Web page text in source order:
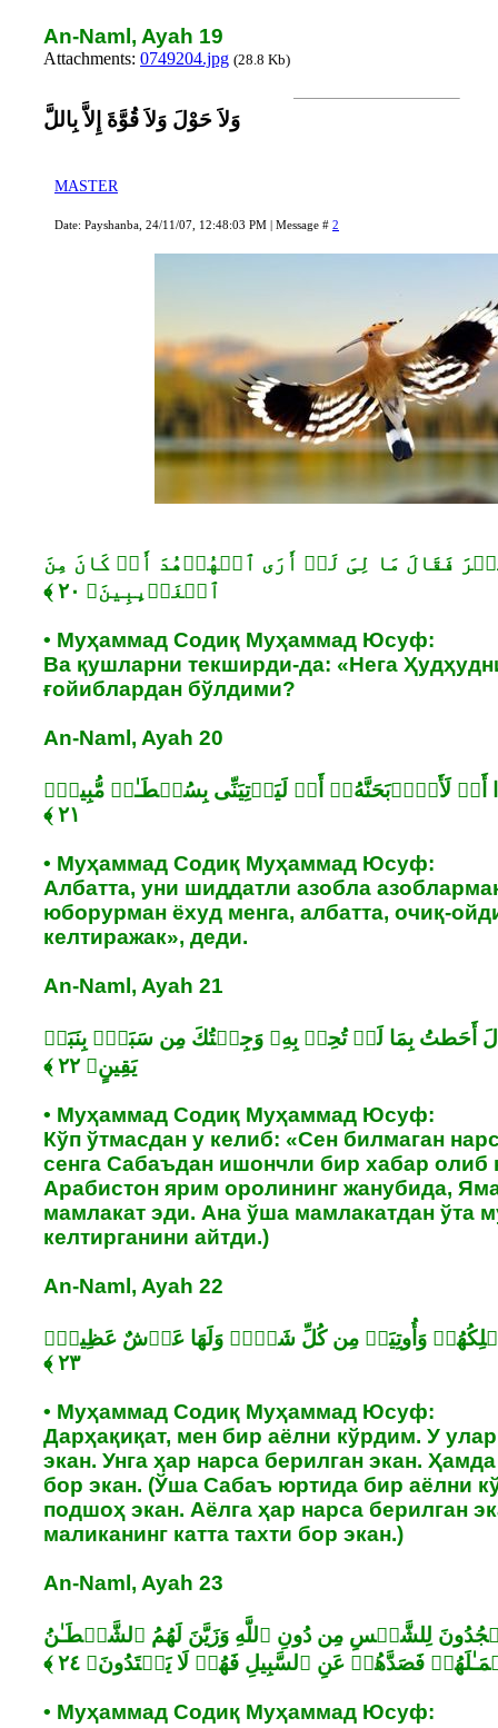
An-Naml, Ayah 19
Attachments: 0749204.jpg (28.8 Kb)
وَلاَ حَوْلَ وَلاَ قُوَّةَ إِلاَّ بِاللَّ
MASTER
Date: Payshanba, 24/11/07, 12:48:03 PM | Message # 2
فَقَالَ مَا لِیَ لَاۤ أَرَى ٱلۡهُدۡهُدَ أَمۡ كَانَ مِنَ
• Муҳаммад Содиқ Муҳаммад Юсуф:
Ва қушларни текширди-да: «Нега
ғойиблардан бўлдими?
An-Naml, Ayah 20
أَوۡ لَأَا۟ذۡبَحَنَّهُۥۤ أَوۡ لَیَأۡتِیَنِّی بِسُلۡطَـٰنࣲ مُّبِینࣲ﴿
• Муҳаммад Содиқ Муҳаммад Юсуф:
Албатта, уни шиддатли азобла
юборурман ёхуд менга, албатта, очиқ-
келтиражак», деди.
An-Naml, Ayah 21
أَحَطتُ بِمَا لَمۡ تُحِطۡ بِهِۦ وَجِئۡتُكَ مِن سَبَإِۭ بِنَبَإࣲ
• Муҳаммад Содиқ Муҳаммад Юсуф:
Кўп ўтмасдан у келиб: «Сен билмаган
сенга Сабаъдан ишончли бир хабар олиб
Арабистон ярим оролининг жанубида,
мамлакат эди. Ана ўша мамлакатдан ўта
келтирганини айтди.)
An-Naml, Ayah 22
وَأُوتِیَتۡ مِن كُلِّ شَیۡءࣲ وَلَهَا عَرۡشٌ عَظِیمࣱ﴿
• Муҳаммад Содиқ Муҳаммад Юсуф:
Дарҳақиқат, мен бир аёлни кўрдим. У
экан. Унга ҳар нарса берилган экан. Ҳамда
бор экан. (Ўша Сабаъ юртида бир аёлни
подшоҳ экан. Аёлга ҳар нарса берилган
маликанинг катта тахти бор экан.)
An-Naml, Ayah 23
لِلشَّمۡسِ مِن دُونِ ٱللَّهِ وَزَیَّنَ لَهُمُ ٱلشَّیۡطَـٰنُ
• Муҳаммад Содиқ Муҳаммад Юсуф: